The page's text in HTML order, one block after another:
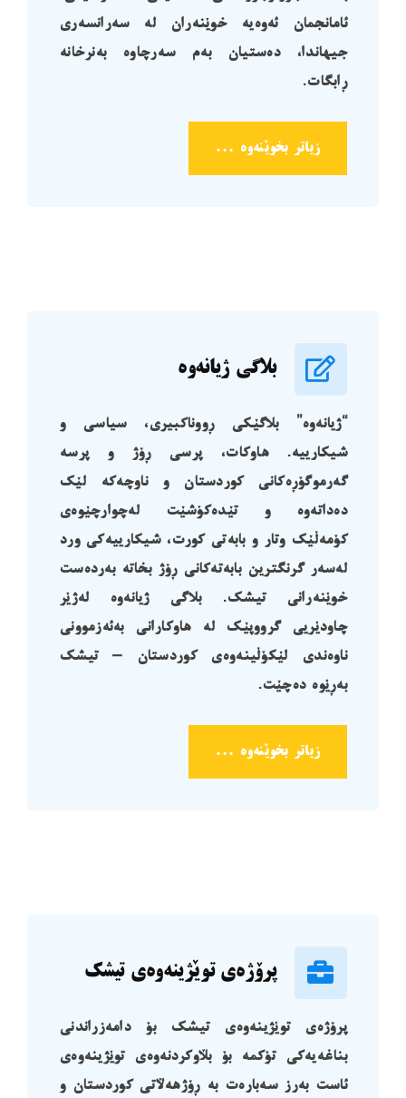
ئامانجمان ئەوەیە خوێنەران لە سەرانسەری
جیهاندا، دەستیان بەم سەرچاوە بەنرخانە
ڕابگات.
زیاتر بخوێنەوە ...
بلاگی ژیانەوە
“ژیانەوە” بلاگێکی ڕووناکبیری، سیاسی و
شیکارییە. هاوکات، پرسی ڕۆژ و پرسە
گەرموگۆڕەکانی کوردستان و ناوچەکە لێک
دەداتەوە و تێدەکۆشێت لەچوارچێوەی
کۆمەڵێک وتار و بابەتی کورت، شیکارییەکی ورد
لەسەر گرنگترین بابەتەکانی ڕۆژ بخاتە بەردەست
خوێنەرانی تیشک. بلاگی ژیانەوە لەژێر
چاودێریی گرووپێک لە هاوکارانی بەئەزموونی
ناوەندی لێکۆڵینەوەی کوردستان – تیشک
بەڕێوە دەچێت.
زیاتر بخوێنەوە ...
پرۆژەی ‏توێژینەوەی تیشک
پرۆژەی توێژینەوەی تیشک بۆ دامەزراندنی
بناغەیەکی تۆکمە بۆ بڵاوکردنەوەی توێژینەوەی
ئاست بەرز سەبارەت بە ڕۆژهەڵاتی کوردستان و